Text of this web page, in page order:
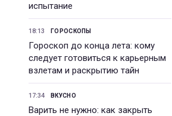
испытание
18:13 ГОРОСКОПЫ
Гороскоп до конца лета: кому
следует готовиться к карьерным
взлетам и раскрытию тайн
17:34 ВКУСНО
Варить не нужно: как закрыть